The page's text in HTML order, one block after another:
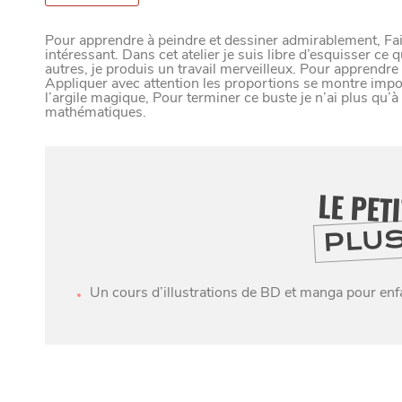
VIVRE DANS
U
N
D
Pour apprendre à peindre et dessiner admirablement,
intéressant. Dans cet atelier je suis libre d’esquisser ce
autres, je produis un travail merveilleux. Pour
Appliquer avec attention les proportions se montre
l’argile magique, Pour terminer ce buste je n’ai plus
mathématiques.
LE
Un cours d’illustrations de BD et manga pour
Paramètres de confidentialité